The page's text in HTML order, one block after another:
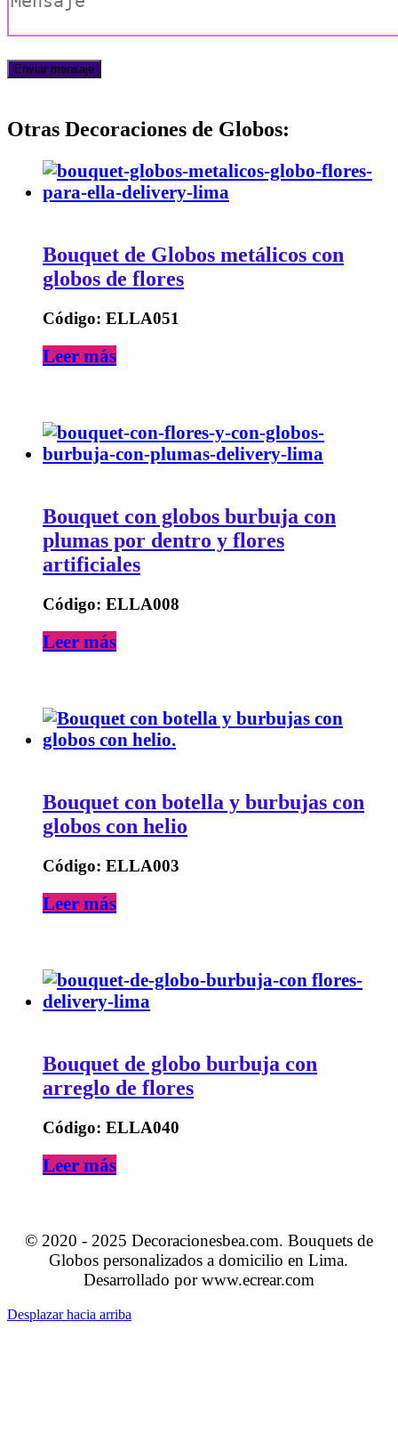
Otras Decoraciones de Globos:
Bouquet de Globos metálicos con
globos de flores
Código: ELLA051
Leer más
Bouquet con globos burbuja con
plumas por dentro y flores
artificiales
Código: ELLA008
Leer más
Bouquet con botella y burbujas con
globos con helio
Código: ELLA003
Leer más
Bouquet de globo burbuja con
arreglo de flores
Código: ELLA040
Leer más
© 2020 - 2025 Decoracionesbea.com. Bouquets de
Globos personalizados a domicilio en Lima.
Desarrollado por www.ecrear.com
Desplazar hacia arriba